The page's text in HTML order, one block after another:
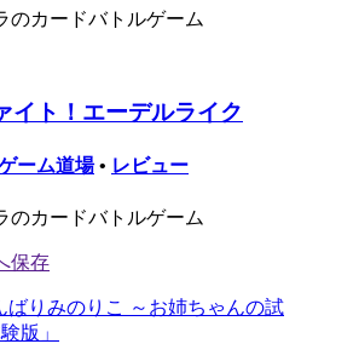
のカードバトルゲーム
イト！エーデルライク
ーム道場 • レビュー
のカードバトルゲーム